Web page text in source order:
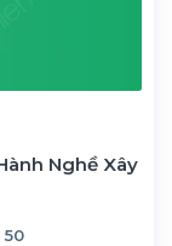
Nghề Xây
50